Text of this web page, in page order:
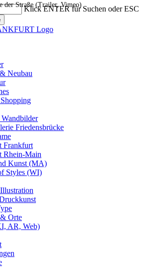
Klick ENTER für Suchen oder ESC
Neubau
Friedensbrücke
Frankfurt
Rhein-Main
Kunst (MA)
Styles (WI)
Orte
AR, Web)
der Straße (Trailer, Vimeo)